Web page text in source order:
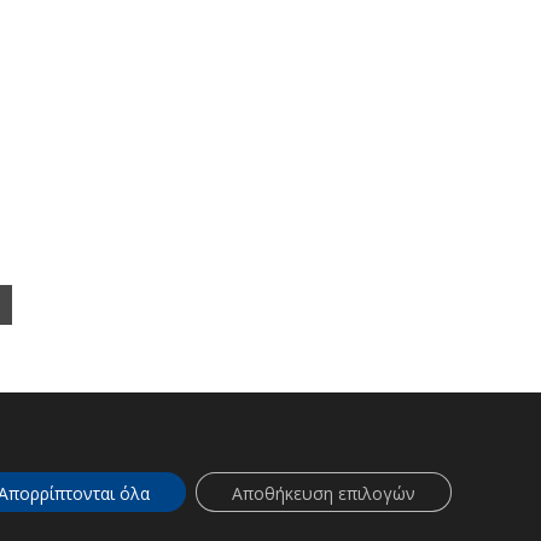
ΕΠΕΝΔΥΤΕΣ
όλα Αποθήκευση επιλογών